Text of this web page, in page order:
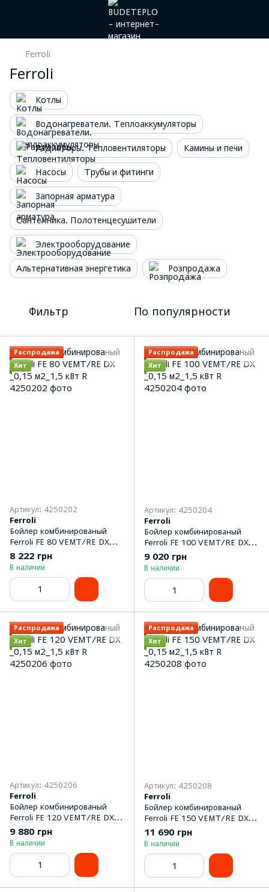
Ferroli
Ferroli
Котлы
Водонагреватели. Теплоаккумуляторы
Радиаторы. Тепловентиляторы Камины и печи
Насосы Трубы и фитинги
Запорная арматура
Сантехника. Полотенцесушители
Электрооборудование
Альтернативная энергетика Розпродажа
Фильтр По популярности
Распродажа
Хит
Артикул: 4250202
Ferroli
Бойлер комбинированый
Ferroli FE 80 VEMT/RE DX
_0,15 м2_1,5 кВт R
8 222 грн
В наличии
Распродажа
Хит
Артикул: 4250204
Ferroli
Бойлер комбинированый
Ferroli FE 100 VEMT/RE DX
_0,15 м2_1,5 кВт R
9 020 грн
В наличии
Распродажа
Хит
Артикул: 4250206
Ferroli
Бойлер комбинированый
Ferroli FE 120 VEMT/RE DX
_0,15 м2_1,5 кВт R
9 880 грн
В наличии
Распродажа
Хит
Артикул: 4250208
Ferroli
Бойлер комбинированый
Ferroli FE 150 VEMT/RE DX
_0,15 м2_1,5 кВт R
11 690 грн
В наличии